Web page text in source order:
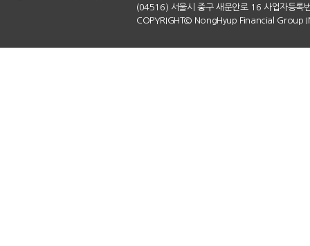
(04516) 서울시 중구 새문안로 16 사업자등
COPYRIGHT© NongHyup Financial Group